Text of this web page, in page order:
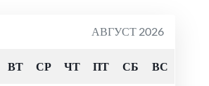
АВГУСТ 2026
ВТ СР ЧТ ПТ СБ ВС